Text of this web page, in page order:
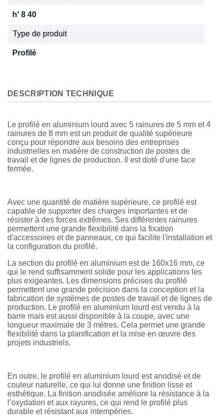
h' 8 40
Type de produit
Profilé
DESCRIPTION TECHNIQUE
Le profilé en aluminium lourd avec 5 rainures de 5 mm et 4
rainures de 8 mm est un produit de qualité supérieure
conçu pour répondre aux besoins des entreprises
industrielles en matière de construction de postes de
travail et de lignes de production. Il est doté d'une face
fermée.
Avec une quantité de matière supérieure, ce profilé est
capable de supporter des charges importantes et de
résister à des forces extrêmes. Ses différentes rainures
permettent une grande flexibilité dans la fixation
d'accessoires et de panneaux, ce qui facilite l'installation et
la configuration du profilé.
La section du profilé en aluminium est de 160x16 mm, ce
qui le rend suffisamment solide pour les applications les
plus exigeantes. Les dimensions précises du profilé
permettent une grande précision dans la conception et la
fabrication de systèmes de postes de travail et de lignes de
production. Le profilé en aluminium lourd est vendu à la
barre mais est aussi disponible à la coupe, avec une
longueur maximale de 3 mètres. Cela permet une grande
flexibilité dans la planification et la mise en œuvre des
projets industriels.
En outre, le profilé en aluminium lourd est anodisé et de
couleur naturelle, ce qui lui donne une finition lisse et
esthétique. La finition anodisée améliore la résistance à la
l’oxydation et aux rayures, ce qui rend le profilé plus
durable et résistant aux intempéries.